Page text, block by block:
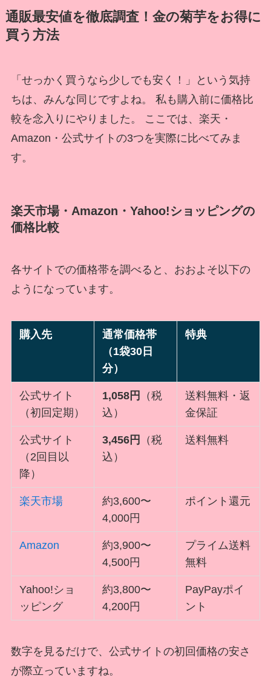
通販最安値を徹底調査！金の菊芋をお得に
買う方法
「せっかく買うなら少しでも安く！」という気持
ちは、みんな同じですよね。 私も購入前に価格比
較を念入りにやりました。 ここでは、楽天・
Amazon・公式サイトの3つを実際に比べてみま
す。
楽天市場・Amazon・Yahoo!ショッピングの
価格比較
各サイトでの価格帯を調べると、おおよそ以下の
ようになっています。
購入先
通常価格帯
（1袋30日
分）
特典
公式サイト
（初回定期）
1,058円
（税
込）
送料無料・返
金保証
公式サイト
（2回目以
降）
3,456円
（税
込）
送料無料
楽天市場
約3,600〜
4,000円
ポイント還元
Amazon
約3,900〜
4,500円
プライム送料
無料
Yahoo!ショ
ッピング
約3,800〜
4,200円
PayPayポイ
ント
数字を見るだけで、公式サイトの初回価格の安さ
が際立っていますね。